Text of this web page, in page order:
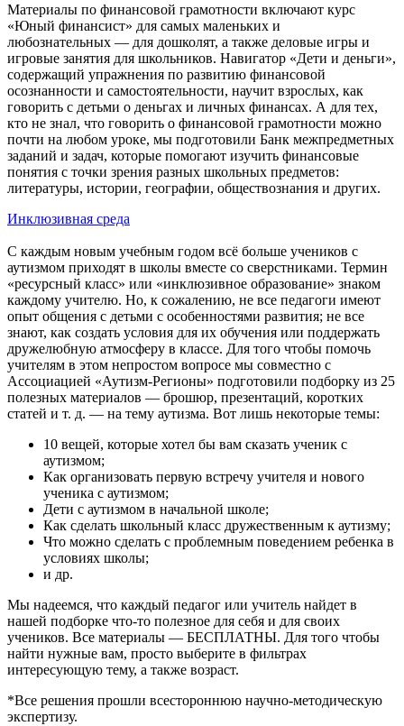
Материалы по финансовой грамотности включают курс
«Юный финансист» для самых маленьких и
любознательных — для дошколят, а также деловые игры и
игровые занятия для школьников. Навигатор «Дети и деньги»,
содержащий упражнения по развитию финансовой
осознанности и самостоятельности, научит взрослых, как
говорить с детьми о деньгах и личных финансах. А для тех,
кто не знал, что говорить о финансовой грамотности можно
почти на любом уроке, мы подготовили Банк межпредметных
заданий и задач, которые помогают изучить финансовые
понятия с точки зрения разных школьных предметов:
литературы, истории, географии, обществознания и других.
Инклюзивная среда
С каждым новым учебным годом всё больше учеников с
аутизмом приходят в школы вместе со сверстниками. Термин
«ресурсный класс» или «инклюзивное образование» знаком
каждому учителю. Но, к сожалению, не все педагоги имеют
опыт общения с детьми с особенностями развития; не все
знают, как создать условия для их обучения или поддержать
дружелюбную атмосферу в классе. Для того чтобы помочь
учителям в этом непростом вопросе мы совместно с
Ассоциацией «Аутизм-Регионы» подготовили подборку из 25
полезных материалов — брошюр, презентаций, коротких
статей и т. д. — на тему аутизма. Вот лишь некоторые темы:
10 вещей, которые хотел бы вам сказать ученик с
аутизмом;
Как организовать первую встречу учителя и нового
ученика с аутизмом;
Дети с аутизмом в начальной школе;
Как сделать школьный класс дружественным к аутизму;
Что можно сделать с проблемным поведением ребенка в
условиях школы;
и др.
Мы надеемся, что каждый педагог или учитель найдет в
нашей подборке что-то полезное для себя и для своих
учеников. Все материалы — БЕСПЛАТНЫ. Для того чтобы
найти нужные вам, просто выберите в фильтрах
интересующую тему, а также возраст.
*Все решения прошли всестороннюю научно-методическую
экспертизу.